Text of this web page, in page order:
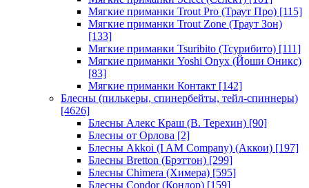
Мягкие приманки Trout Pro (Траут Про) [115]
Мягкие приманки Trout Zone (Траут Зон)
[133]
Мягкие приманки Tsuribito (Тсурибито) [111]
Мягкие приманки Yoshi Onyx (Йоши Оникс)
[83]
Мягкие приманки Контакт [142]
Блесны (пилькеры, спинербейты, тейл-спиннеры)
[4626]
Блесны Алекс Краш (В. Терехин) [90]
Блесны от Орлова [2]
Блесны Akkoi (I AM Company) (Аккои) [197]
Блесны Bretton (Брэттон) [299]
Блесны Chimera (Химера) [595]
Блесны Condor (Кондор) [159]